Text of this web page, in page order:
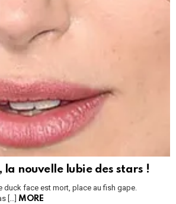
la nouvelle lubie des stars !
duck face est mort, place au fish gape.
[…] MORE